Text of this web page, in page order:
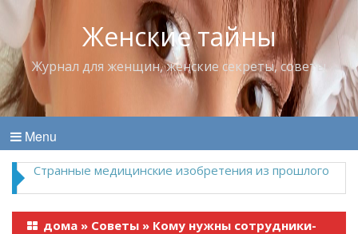
Женские тайны
Журнал для женщин, женские секреты, советы
Menu
Что пить в жару
дома » Советы » Кому нужны сотрудники-